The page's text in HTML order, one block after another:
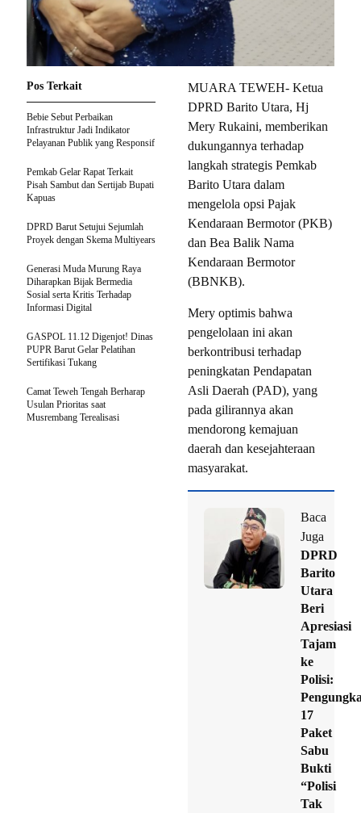
MUARA TEWEH- Ketua
DPRD Barito Utara, Hj
Mery Rukaini, memberikan
dukungannya terhadap
langkah strategis Pemkab
Barito Utara dalam
mengelola opsi Pajak
Kendaraan Bermotor (PKB)
dan Bea Balik Nama
Kendaraan Bermotor
(BBNKB).
Mery optimis bahwa
pengelolaan ini akan
berkontribusi terhadap
peningkatan Pendapatan
Asli Daerah (PAD), yang
pada gilirannya akan
mendorong kemajuan
daerah dan kesejahteraan
masyarakat.
Baca
Juga
DPRD
Barito
Utara
Beri
Apresiasi
Tajam
ke
Polisi:
17
Paket
Sabu
Bukti
“Polisi
Tak
Pos Terkait
Bebie Sebut Perbaikan
Infrastruktur Jadi Indikator
Pelayanan Publik yang Responsif
Pemkab Gelar Rapat Terkait
Pisah Sambut dan Sertijab Bupati
Kapuas
DPRD Barut Setujui Sejumlah
Proyek dengan Skema Multiyears
Generasi Muda Murung Raya
Diharapkan Bijak Bermedia
Sosial serta Kritis Terhadap
Informasi Digital
GASPOL 11.12 Digenjot! Dinas
PUPR Barut Gelar Pelatihan
Sertifikasi Tukang
Camat Teweh Tengah Berharap
Usulan Prioritas saat
Musrembang Terealisasi